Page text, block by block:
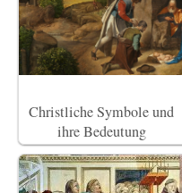
Christliche Symbole und
ihre Bedeutung